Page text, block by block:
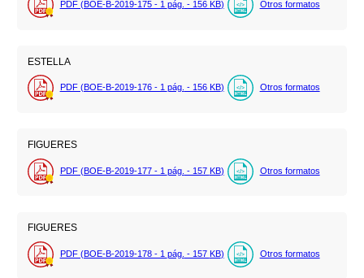
PDF (BOE-B-2019-175 - 1 pág. - 156 KB) Otros formatos
ESTELLA
PDF (BOE-B-2019-176 - 1 pág. - 156 KB) Otros formatos
FIGUERES
PDF (BOE-B-2019-177 - 1 pág. - 157 KB) Otros formatos
FIGUERES
PDF (BOE-B-2019-178 - 1 pág. - 157 KB) Otros formatos